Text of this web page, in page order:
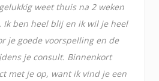
weet thuis na 2 weken
Ik ben heel blij en ik wil je heel
je goede voorspelling en de
je consult. Binnenkort
met je op, want ik vind je een